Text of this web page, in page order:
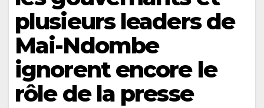
plusieurs leaders de
Mai-Ndombe
ignorent encore le
rôle de la presse